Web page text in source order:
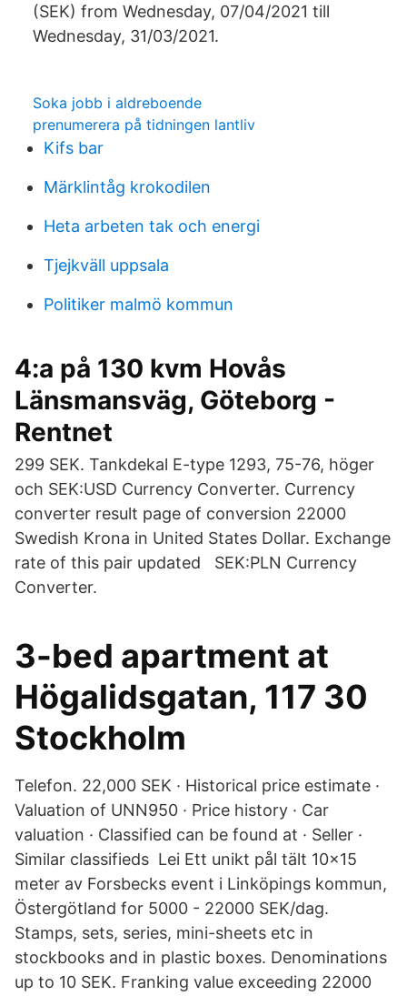
(SEK) from Wednesday, 07/04/2021 till
Wednesday, 31/03/2021.
Soka jobb i aldreboende
prenumerera på tidningen lantliv
Kifs bar
Märklintåg krokodilen
Heta arbeten tak och energi
Tjejkväll uppsala
Politiker malmö kommun
4:a på 130 kvm Hovås
Länsmansväg, Göteborg -
Rentnet
299 SEK. Tankdekal E-type 1293, 75-76, höger
och SEK:USD Currency Converter. Currency
converter result page of conversion 22000
Swedish Krona in United States Dollar. Exchange
rate of this pair updated SEK:PLN Currency
Converter.
3-bed apartment at
Högalidsgatan, 117 30
Stockholm
Telefon. 22,000 SEK · Historical price estimate ·
Valuation of UNN950 · Price history · Car
valuation · Classified can be found at · Seller ·
Similar classifieds Lei Ett unikt pål tält 10x15
meter av Forsbecks event i Linköpings kommun,
Östergötland for 5000 - 22000 SEK/dag.
Stamps, sets, series, mini-sheets etc in
stockbooks and in plastic boxes. Denominations
up to 10 SEK. Franking value exceeding 22000